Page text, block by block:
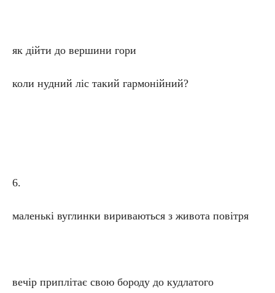
як дійти до вершини гори
коли нудний ліс такий гармонійний?
6.
маленькі вуглинки вириваються з живота повітря
вечір приплітає свою бороду до кудлатого